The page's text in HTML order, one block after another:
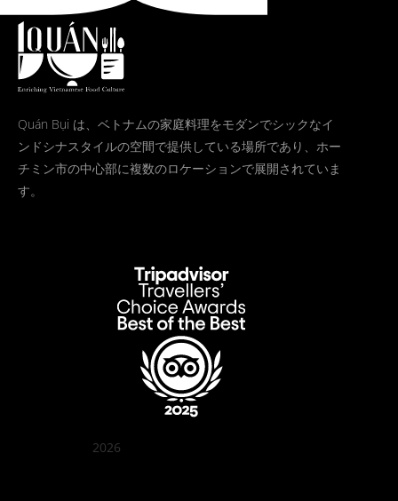
Quán Bụi は、ベトナムの家庭料理をモダンでシックなイ
ンドシナスタイルの空間で提供している場所であり、ホー
チミン市の中心部に複数のロケーションで展開されていま
す。
2026